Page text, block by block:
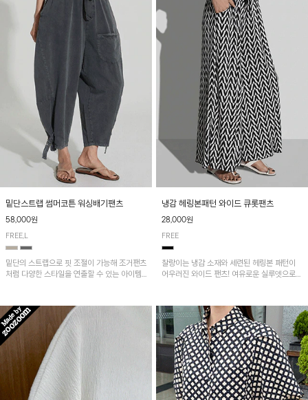
밑단스트랩 썸머코튼 워싱배기팬츠
58,000원
FREE,L
밑단의 스트랩으로 핏 조절이 가능해 조거팬츠
처럼 다양한 스타일을 연출할 수 있는 아이템!
냉감 헤링본패턴 와이드 큐롯팬츠
28,000원
FREE
찰랑이는 냉감 소재와 세련된 헤링본 패턴이
어우러진 와이드 팬츠! 여유로운 실루엣으로
다.